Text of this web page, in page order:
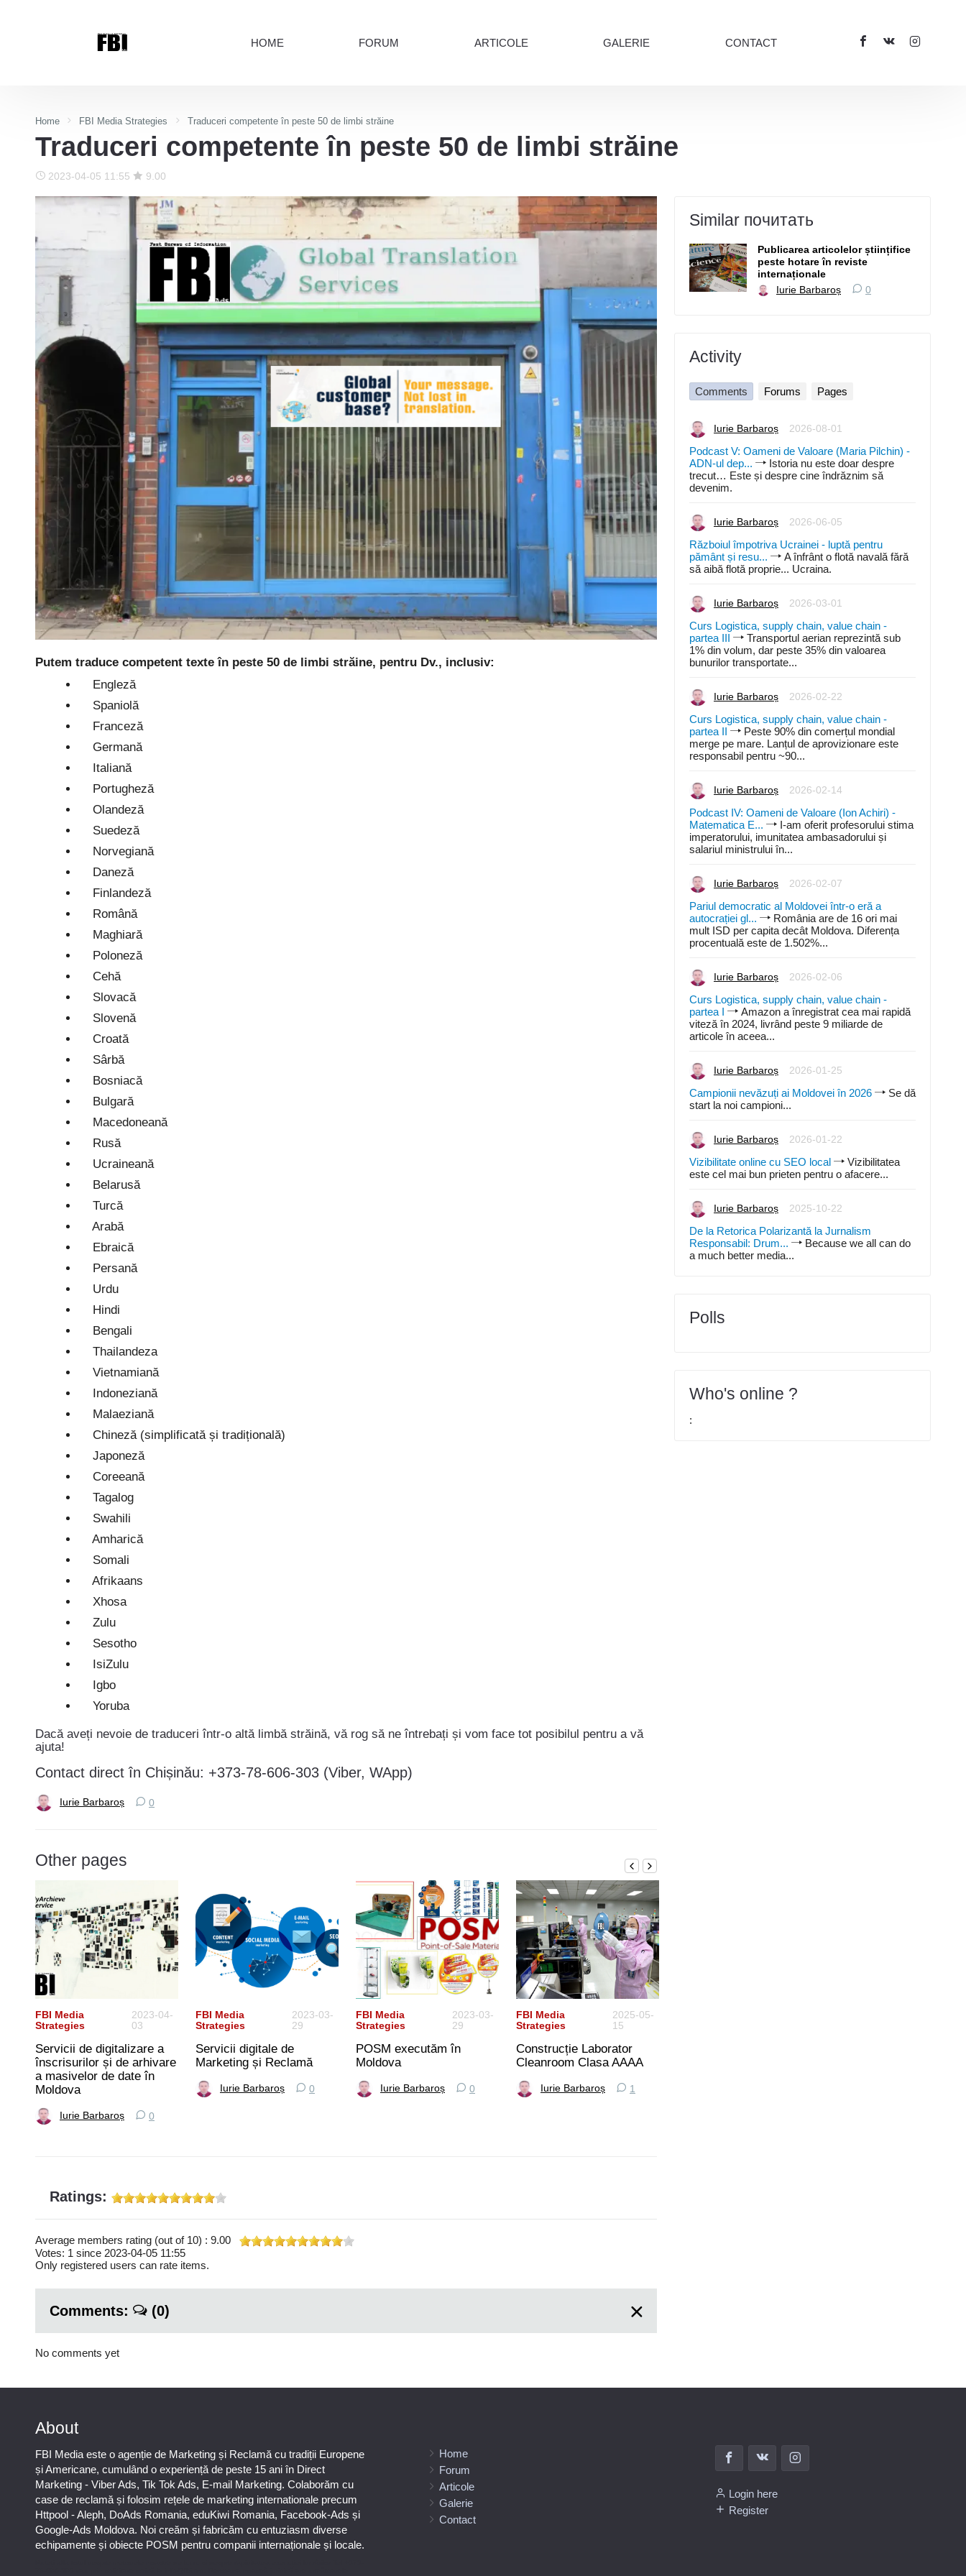
HOME FORUM ARTICOLE GALERIE CONTACT
Home FBI Media Strategies Traduceri competente în peste 50 de limbi străine
Traduceri competente în peste 50 de limbi străine
2023-04-05 11:55 9.00
Putem traduce competent texte în peste 50 de limbi străine, pentru Dv., inclusiv:
Engleză
Spaniolă
Franceză
Germană
Italiană
Portugheză
Olandeză
Suedeză
Norvegiană
Daneză
Finlandeză
Română
Maghiară
Poloneză
Cehă
Slovacă
Slovenă
Croată
Sârbă
Bosniacă
Bulgară
Macedoneană
Rusă
Ucraineană
Belarusă
Turcă
Arabă
Ebraică
Persană
Urdu
Hindi
Bengali
Thailandeza
Vietnamiană
Indoneziană
Malaeziană
Chineză (simplificată și tradițională)
Japoneză
Coreeană
Tagalog
Swahili
Amharică
Somali
Afrikaans
Xhosa
Zulu
Sesotho
IsiZulu
Igbo
Yoruba
Dacă aveți nevoie de traduceri într-o altă limbă străină, vă rog să ne întrebați și vom face tot posibilul pentru a vă
ajuta!
Contact direct în Chișinău: +373-78-606-303 (Viber, WApp)
Iurie Barbaroș 0
Other pages
FBI Media
Strategies
2023-04-
03
Servicii de digitalizare a
înscrisurilor și de arhivare
a masivelor de date în
Moldova
Iurie Barbaroș 0
FBI Media
Strategies
2023-03-
29
Servicii digitale de
Marketing și Reclamă
Iurie Barbaroș 0
FBI Media
Strategies
2023-03-
29
POSM executăm în
Moldova
Iurie Barbaroș 0
FBI Media
Strategies
2025-05-
15
Construcție Laborator
Cleanroom Clasa AAAA
Iurie Barbaroș 1
Ratings:
Average members rating (out of 10) : 9.00
Votes: 1 since 2023-04-05 11:55
Only registered users can rate items.
Comments: (0)
No comments yet
Similar почитать
Publicarea articolelor științifice
peste hotare în reviste
internaționale
Iurie Barbaroș
0
Activity
Comments Forums Pages
Iurie Barbaroș 2026-08-01
Podcast V: Oameni de Valoare (Maria Pilchin) -
ADN-ul dep...
Istoria nu este doar despre
trecut… Este și despre cine îndrăznim să
devenim.
Iurie Barbaroș 2026-06-05
Războiul împotriva Ucrainei - luptă pentru
pământ și resu...
A înfrânt o flotă navală fără
să aibă flotă proprie... Ucraina.
Iurie Barbaroș 2026-03-01
Curs Logistica, supply chain, value chain -
partea III
Transportul aerian reprezintă sub
1% din volum, dar peste 35% din valoarea
bunurilor transportate...
Iurie Barbaroș 2026-02-22
Curs Logistica, supply chain, value chain -
partea II
Peste 90% din comerțul mondial
merge pe mare. Lanțul de aprovizionare este
responsabil pentru ~90...
Iurie Barbaroș 2026-02-14
Podcast IV: Oameni de Valoare (Ion Achiri) -
Matematica E...
I-am oferit profesorului stima
imperatorului, imunitatea ambasadorului și
salariul ministrului în...
Iurie Barbaroș 2026-02-07
Pariul democratic al Moldovei într-o eră a
autocrației gl...
România are de 16 ori mai
mult ISD per capita decât Moldova. Diferența
procentuală este de 1.502%...
Iurie Barbaroș 2026-02-06
Curs Logistica, supply chain, value chain -
partea I
Amazon a înregistrat cea mai rapidă
viteză în 2024, livrând peste 9 miliarde de
articole în aceea...
Iurie Barbaroș 2026-01-25
Campionii nevăzuți ai Moldovei în 2026
Se dă
start la noi campioni...
Iurie Barbaroș 2026-01-22
Vizibilitate online cu SEO local
Vizibilitatea
este cel mai bun prieten pentru o afacere...
Iurie Barbaroș 2025-10-22
De la Retorica Polarizantă la Jurnalism
Responsabil: Drum...
Because we all can do
a much better media...
Polls
Who's online ?
:
About
FBI Media este o agenție de Marketing și Reclamă cu tradiții Europene
și Americane, cumulând o experiență de peste 15 ani în Direct
Marketing - Viber Ads, Tik Tok Ads, E-mail Marketing. Colaborăm cu
case de reclamă și folosim rețele de marketing internationale precum
Httpool - Aleph, DoAds Romania, eduKiwi Romania, Facebook-Ads și
Google-Ads Moldova. Noi creăm și fabricăm cu entuziasm diverse
echipamente și obiecte POSM pentru companii internaționale și locale.
Home
Forum
Articole
Galerie
Contact
Login here
Register